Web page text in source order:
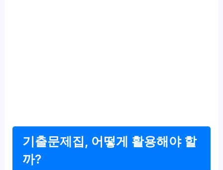
기출문제집, 어떻게 활용해야 할
까?